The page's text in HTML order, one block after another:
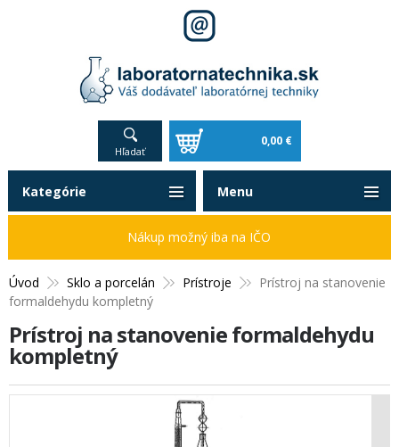
Hľadať
0,00 €
Úvod Sklo a porcelán Prístroje
Prístroj na stanovenie
formaldehydu kompletný
Prístroj na stanovenie formaldehydu
kompletný
Kategórie
Nákup možný iba na IČO
Menu